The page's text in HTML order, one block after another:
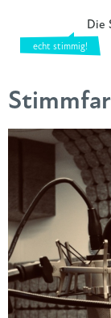
Die